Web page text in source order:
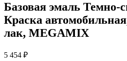
Базовая эмаль Темно-
Краска
лак, MEGAMIX
5 454 ₽